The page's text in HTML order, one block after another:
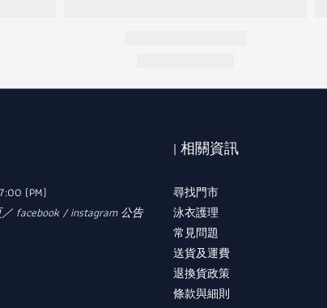
(PM)
facebook / instagram 公告
| 相關資訊
尋找門市
泳衣護理
常見問題
送貨及運費
退換貨政策
條款與細則